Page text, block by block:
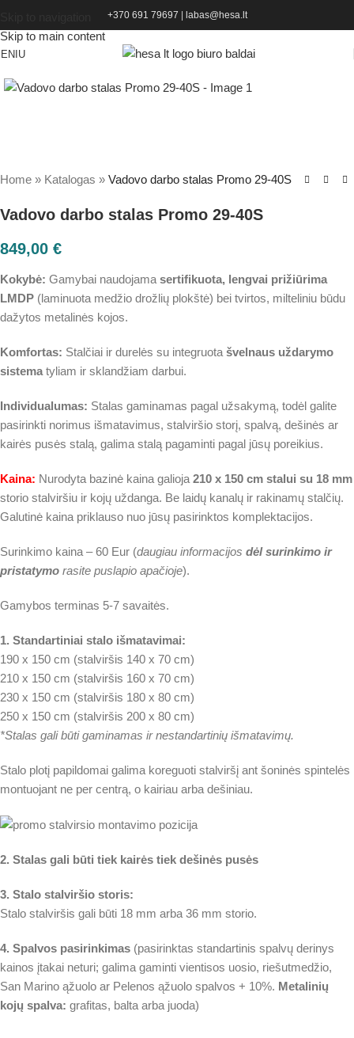
Skip to main content
+370 691 79697 labas@hesa.lt
Home » Katalogas » Vadovo darbo stalas Promo 29-40S
Vadovo darbo stalas Promo 29-40S
849,00 €
Kokybė: Gamybai naudojama sertifikuota, lengvai prižiūrima
LMDP (laminuota medžio drožlių plokštė) bei tvirtos, milteliniu būdu
dažytos metalinės kojos.
Komfortas: Stalčiai ir durelės su integruota švelnaus uždarymo
sistema tyliam ir sklandžiam darbui.
Individualumas: Stalas gaminamas pagal užsakymą, todėl galite
pasirinkti norimus išmatavimus, stalviršio storį, spalvą, dešinės ar
kairės pusės stalą, galima stalą pagaminti pagal jūsų poreikius.
Kaina: Nurodyta bazinė kaina galioja 210 x 150 cm stalui su 18 mm
storio stalviršiu ir kojų uždanga. Be laidų kanalų ir rakinamų stalčių.
Galutinė kaina priklauso nuo jūsų pasirinktos komplektacijos.
Surinkimo kaina – 60 Eur (daugiau informacijos dėl surinkimo ir
pristatymo rasite puslapio apačioje).
Gamybos terminas 5-7 savaitės.
1. Standartiniai stalo išmatavimai:
190 x 150 cm (stalviršis 140 x 70 cm)
210 x 150 cm (stalviršis 160 x 70 cm)
230 x 150 cm (stalviršis 180 x 80 cm)
250 x 150 cm (stalviršis 200 x 80 cm)
*Stalas gali būti gaminamas ir nestandartinių išmatavimų.
Stalo plotį papildomai galima koreguoti stalviršį ant šoninės spintelės
montuojant ne per centrą, o kairiau arba dešiniau.
2. Stalas gali būti tiek kairės tiek dešinės pusės
3. Stalo stalviršio storis:
Stalo stalviršis gali būti 18 mm arba 36 mm storio.
4. Spalvos pasirinkimas (pasirinktas standartinis spalvų derinys
kainos įtakai neturi; galima gaminti vientisos uosio, riešutmedžio,
San Marino ąžuolo ar Pelenos ąžuolo spalvos + 10%. Metalinių
kojų spalva: grafitas, balta arba juoda)